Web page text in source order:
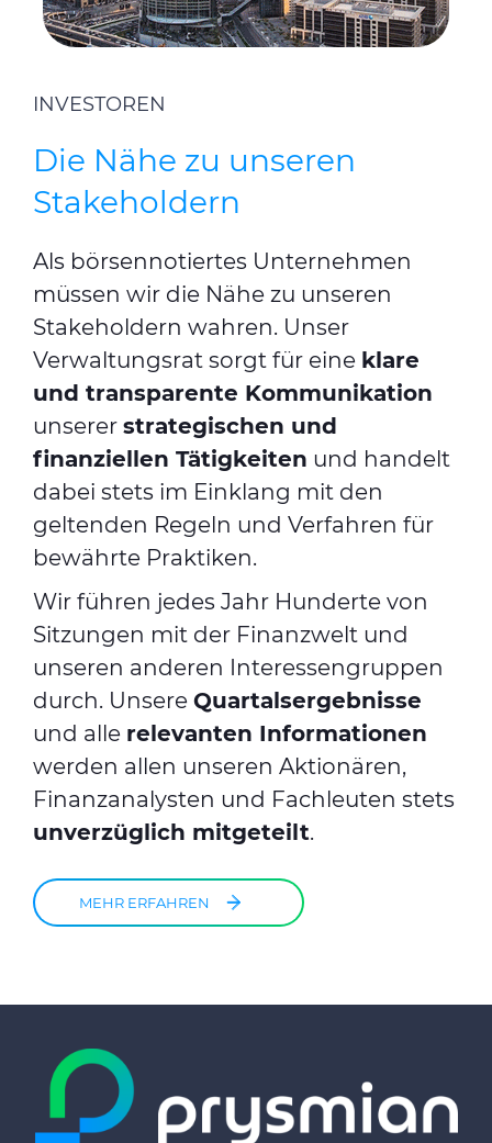
INVESTOREN
Die Nähe zu unseren
Stakeholdern
Als börsennotiertes Unternehmen
müssen wir die Nähe zu unseren
Stakeholdern wahren. Unser
Verwaltungsrat sorgt für eine klare
und transparente Kommunikation
unserer strategischen und
finanziellen Tätigkeiten und handelt
dabei stets im Einklang mit den
geltenden Regeln und Verfahren für
bewährte Praktiken.
Wir führen jedes Jahr Hunderte von
Sitzungen mit der Finanzwelt und
unseren anderen Interessengruppen
durch. Unsere Quartalsergebnisse
und alle relevanten Informationen
werden allen unseren Aktionären,
Finanzanalysten und Fachleuten stets
unverzüglich mitgeteilt.
MEHR ERFAHREN